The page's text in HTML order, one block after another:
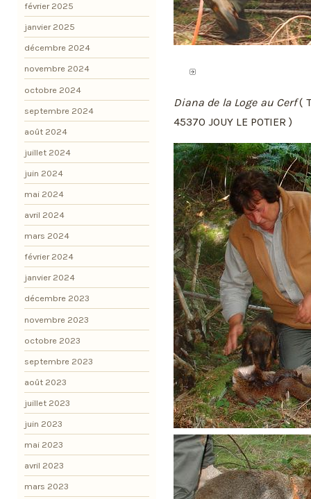
Diana de la Loge au Cerf(
45370 JOUY LE POTIER )
février 2025
janvier 2025
décembre 2024
novembre 2024
octobre 2024
septembre 2024
août 2024
juillet 2024
juin 2024
mai 2024
avril 2024
mars 2024
février 2024
janvier 2024
décembre 2023
novembre 2023
octobre 2023
septembre 2023
août 2023
juillet 2023
juin 2023
mai 2023
avril 2023
mars 2023